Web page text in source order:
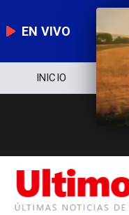
EN VIVO
INICIO